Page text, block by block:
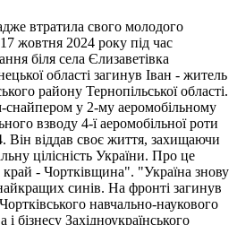
втратила свого молодого
жовтня 2024 року під час
біля села Єлизаветівка
області загинув Іван - житель
району Тернопільської області.
снайпером у 2-му аеромобільному
взводу 4-ї аеромобільної роти
Він віддав своє життя, захищаючи
цілісність України. Про це
- Чортківщина". "Україна знову
синів. На фронті загинув
навчально-наукового
бізнесу Західноукраїнського